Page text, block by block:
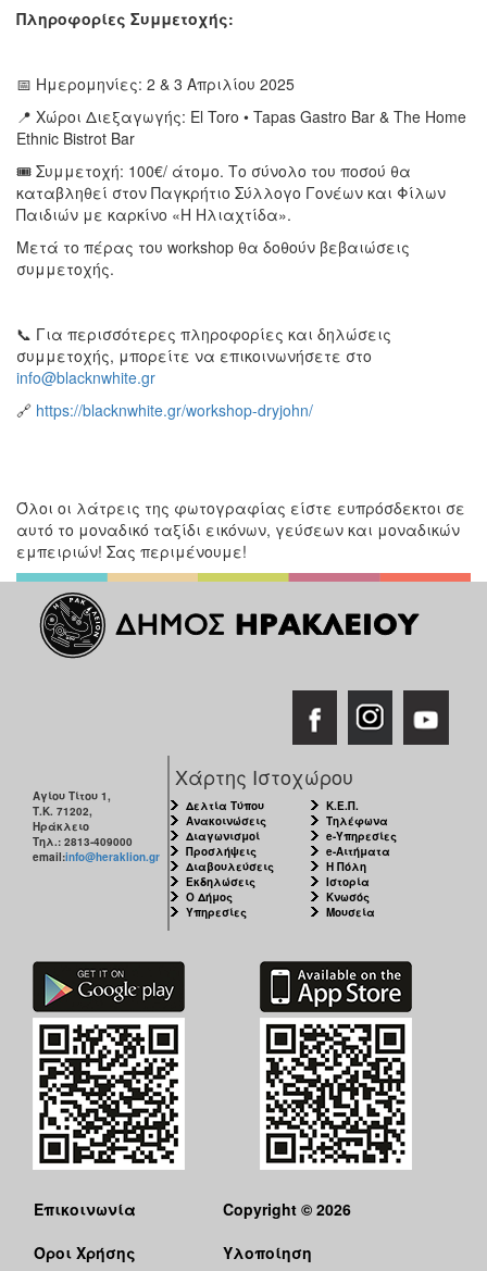
Πληροφορίες Συμμετοχής:
📅 Ημερομηνίες: 2 & 3 Απριλίου 2025
📍 Χώροι Διεξαγωγής: El Toro • Tapas Gastro Bar & The Home
Ethnic Bistrot Bar
🎟️ Συμμετοχή: 100€/ άτομο. Το σύνολο του ποσού θα
καταβληθεί στον Παγκρήτιο Σύλλογο Γονέων και Φίλων
Παιδιών με καρκίνο «Η Ηλιαχτίδα».
Μετά το πέρας του workshop θα δοθούν βεβαιώσεις
συμμετοχής.
📞 Για περισσότερες πληροφορίες και δηλώσεις
συμμετοχής, μπορείτε να επικοινωνήσετε στο
info@blacknwhite.gr
🔗 https://blacknwhite.gr/workshop-dryjohn/
Όλοι οι λάτρεις της φωτογραφίας είστε ευπρόσδεκτοι σε
αυτό το μοναδικό ταξίδι εικόνων, γεύσεων και μοναδικών
εμπειριών! Σας περιμένουμε!
Αγίου Τίτου 1,
Τ.Κ. 71202,
Ηράκλειο
Τηλ.: 2813-409000
email:info@heraklion.gr
Χάρτης Ιστοχώρου
Δελτία Τύπου
Ανακοινώσεις
Διαγωνισμοί
Προσλήψεις
Διαβουλεύσεις
Εκδηλώσεις
Ο Δήμος
Υπηρεσίες
Κ.Ε.Π.
Τηλέφωνα
e-Υπηρεσίες
e-Αιτήματα
Η Πόλη
Ιστορία
Κνωσός
Μουσεία
Επικοινωνία
Όροι Χρήσης
Copyright © 2026
Υλοποίηση